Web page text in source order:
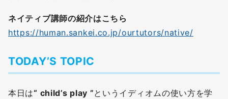
ネイティブ講師の紹介はこちら
https://human.sankei.co.jp/ourtutors/native/
TODAY’S TOPIC
本日は“ child’s play ”というイディオムの使い方を学